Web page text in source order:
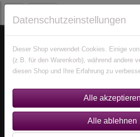
Edelsteine Topase
Datenschutzeinstellungen
Dieser Shop verwendet Cookies. Einige
(z.B. für den Warenkorb), während andere
diesen Shop und Ihre Erfahrung zu